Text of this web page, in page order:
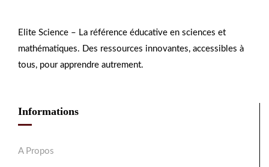
Elite Science – La référence éducative en sciences et
mathématiques. Des ressources innovantes, accessibles à
tous, pour apprendre autrement.
Informations
A Propos